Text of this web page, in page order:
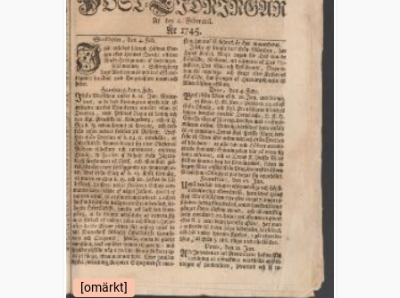
[omärkt]